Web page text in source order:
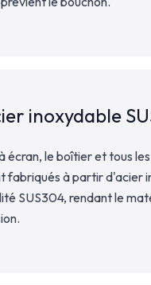
inoxydable
écran, le boîtier et tous
fabriqués à partir d'acier
SUS304, rendant le